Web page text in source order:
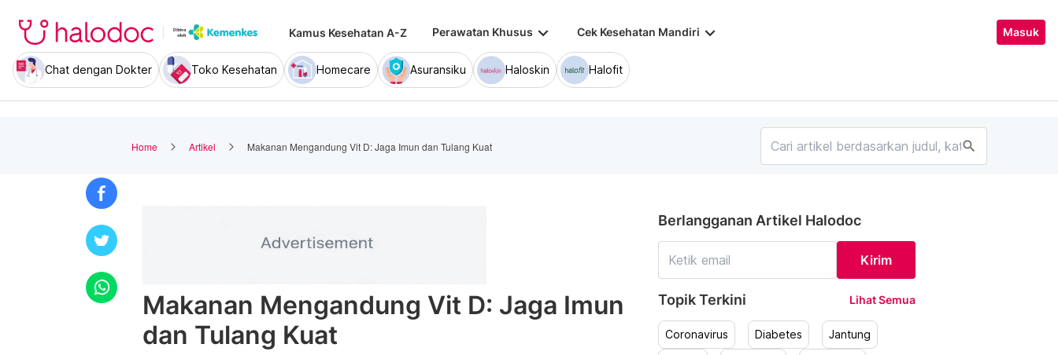
Kamus Kesehatan A-Z Perawatan Khusus keyboard_arrow_down Cek Kesehatan Mandiri keyboard_arrow_down Masuk
Chat dengan Dokter Toko Kesehatan Homecare Asuransiku Haloskin Halofit
Home Artikel Makanan Mengandung Vit D: Jaga Imun dan Tulang Kuat search
Makanan Mengandung Vit D: Jaga Imun
dan Tulang Kuat
Berlangganan Artikel Halodoc
Kirim
Topik Terkini Lihat Semua
Coronavirus Diabetes Jantung